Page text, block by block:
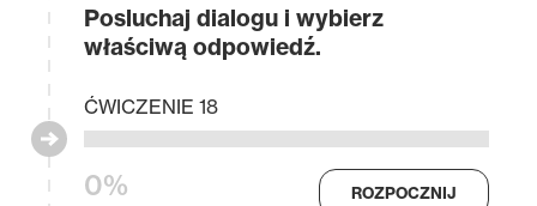
Posluchaj dialogu i wybierz
właściwą odpowiedź.
0%
ĆWICZENIE 18
ROZPOCZNIJ